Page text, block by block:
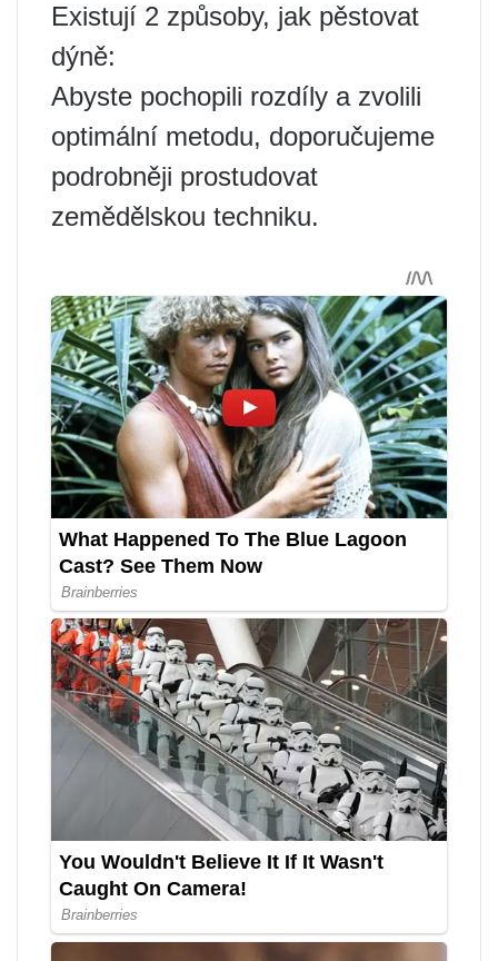
Existují 2 způsoby, jak pěstovat
dýně:
Abyste pochopili rozdíly a zvolili
optimální metodu, doporučujeme
podrobněji prostudovat
zemědělskou techniku.